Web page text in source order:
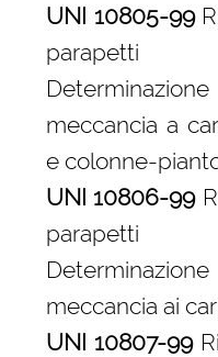
UNI 10805-99
parapetti
meccancia a
e colonne-
UNI 10806-99
parapetti
meccancia ai
UNI 10807-99